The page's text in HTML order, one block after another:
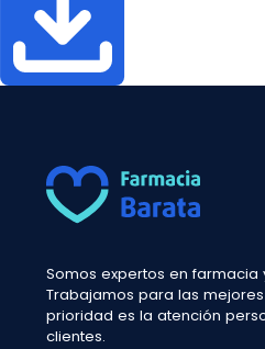
Somos expertos en farmacia
Trabajamos para las
prioridad es la atención
clientes.